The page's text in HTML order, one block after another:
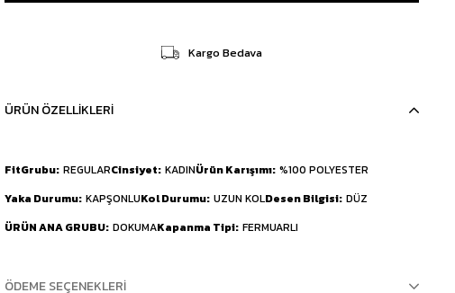
Kargo Bedava
ÜRÜN ÖZELLIKLERI
FitGrubu REGULARCinsiyet KADINÜrün Karışımı %100 POLYESTER
Yaka Durumu KAPŞONLUKol Durumu UZUN KOLDesen Bilgisi DÜZ
ÜRÜN ANA GRUBU DOKUMAKapanma Tipi FERMUARLI
ÖDEME SEÇENEKLERI